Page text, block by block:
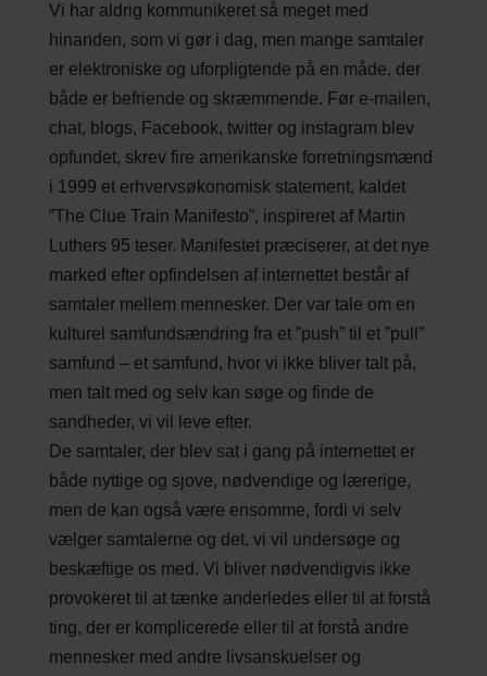
Vi har aldrig kommunikeret så meget med
hinanden, som vi gør i dag, men mange samtaler
er elektroniske og uforpligtende på en måde, der
både er befriende og skræmmende. Før e-mailen,
chat, blogs, Facebook, twitter og instagram blev
opfundet, skrev fire amerikanske forretningsmænd
i 1999 et erhvervsøkonomisk statement, kaldet
”The Clue Train Manifesto”, inspireret af Martin
Luthers 95 teser. Manifestet præciserer, at det nye
marked efter opfindelsen af internettet består af
samtaler mellem mennesker. Der var tale om en
kulturel samfundsændring fra et ”push” til et ”pull”
samfund – et samfund, hvor vi ikke bliver talt på,
men talt med og selv kan søge og finde de
sandheder, vi vil leve efter.
De samtaler, der blev sat i gang på internettet er
både nyttige og sjove, nødvendige og lærerige,
men de kan også være ensomme, fordi vi selv
vælger samtalerne og det, vi vil undersøge og
beskæftige os med. Vi bliver nødvendigvis ikke
provokeret til at tænke anderledes eller til at forstå
ting, der er komplicerede eller til at forstå andre
mennesker med andre livsanskuelser og